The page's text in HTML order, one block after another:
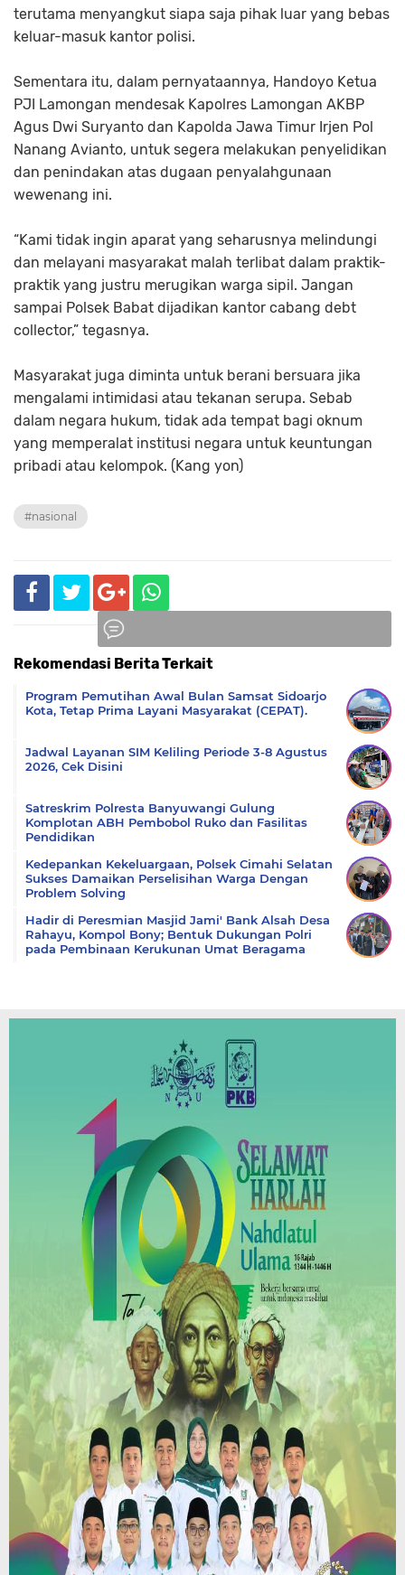
terutama menyangkut siapa saja pihak luar yang bebas
keluar-masuk kantor polisi.
Sementara itu, dalam pernyataannya, Handoyo Ketua
PJI Lamongan mendesak Kapolres Lamongan AKBP
Agus Dwi Suryanto dan Kapolda Jawa Timur Irjen Pol
Nanang Avianto, untuk segera melakukan penyelidikan
dan penindakan atas dugaan penyalahgunaan
wewenang ini.
“Kami tidak ingin aparat yang seharusnya melindungi
dan melayani masyarakat malah terlibat dalam praktik-
praktik yang justru merugikan warga sipil. Jangan
sampai Polsek Babat dijadikan kantor cabang debt
collector,” tegasnya.
Masyarakat juga diminta untuk berani bersuara jika
mengalami intimidasi atau tekanan serupa. Sebab
dalam negara hukum, tidak ada tempat bagi oknum
yang memperalat institusi negara untuk keuntungan
pribadi atau kelompok. (Kang yon)
#nasional
Rekomendasi Berita Terkait
Program Pemutihan Awal Bulan Samsat Sidoarjo
Kota, Tetap Prima Layani Masyarakat (CEPAT).
Jadwal Layanan SIM Keliling Periode 3-8 Agustus
2026, Cek Disini
Satreskrim Polresta Banyuwangi Gulung
Komplotan ABH Pembobol Ruko dan Fasilitas
Pendidikan
Kedepankan Kekeluargaan, Polsek Cimahi Selatan
Sukses Damaikan Perselisihan Warga Dengan
Problem Solving
Hadir di Peresmian Masjid Jami' Bank Alsah Desa
Rahayu, Kompol Bony; Bentuk Dukungan Polri
pada Pembinaan Kerukunan Umat Beragama